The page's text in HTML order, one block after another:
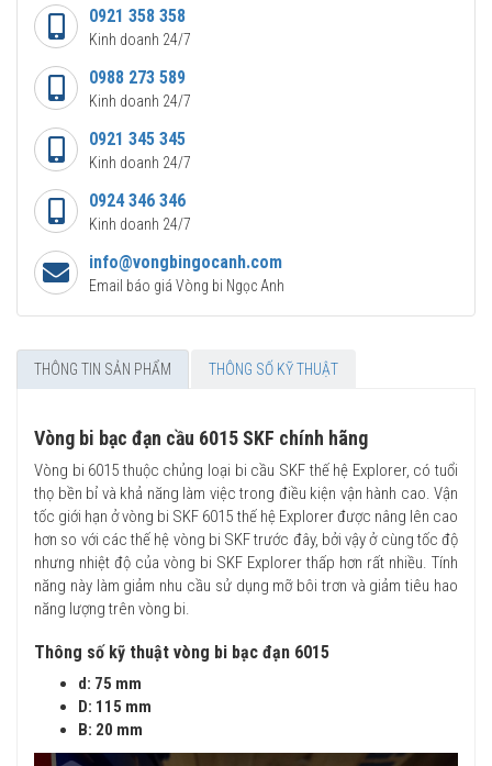
0921 358 358
Kinh doanh 24/7
0988 273 589
Kinh doanh 24/7
0921 345 345
Kinh doanh 24/7
0924 346 346
Kinh doanh 24/7
info@vongbingocanh.com
Email báo giá Vòng bi Ngọc Anh
THÔNG TIN SẢN PHẨM THÔNG SỐ KỸ THUẬT
Vòng bi bạc đạn cầu 6015 SKF chính hãng
Vòng bi 6015 thuộc chủng loại bi cầu SKF thế hệ Explorer, có tuổi
thọ bền bỉ và khả năng làm việc trong điều kiện vận hành cao. Vận
tốc giới hạn ở vòng bi SKF 6015 thế hệ Explorer được nâng lên cao
hơn so với các thế hệ vòng bi SKF trước đây, bởi vậy ở cùng tốc độ
nhưng nhiệt độ của vòng bi SKF Explorer thấp hơn rất nhiều. Tính
năng này làm giảm nhu cầu sử dụng mỡ bôi trơn và giảm tiêu hao
năng lượng trên vòng bi.
Thông số kỹ thuật vòng bi bạc đạn 6015
d: 75 mm
D: 115 mm
B: 20 mm